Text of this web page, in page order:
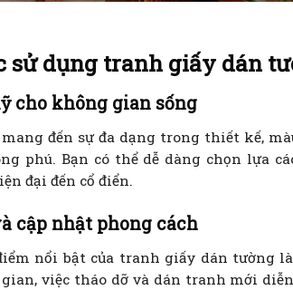
sử dụng tranh giấy dán
cho không gian sống
đến sự đa dạng trong thiết kế,
phú. Bạn có thể dễ dàng chọn lựa
đại đến cổ điển.
cập nhật phong cách
nổi bật của tranh giấy dán tường
việc tháo dỡ và dán tranh mới